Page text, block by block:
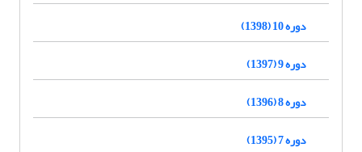
دوره 10 (1398)
دوره 9 (1397)
دوره 8 (1396)
دوره 7 (1395)